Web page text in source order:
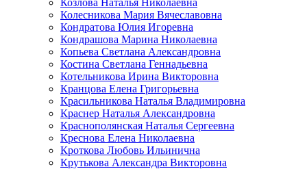
Козлова Наталья Николаевна
Колесникова Мария Вячеславовна
Кондратова Юлия Игоревна
Кондрашова Марина Николаевна
Копьева Светлана Александровна
Костина Светлана Геннадьевна
Котельникова Ирина Викторовна
Кранцова Елена Григорьевна
Красильникова Наталья Владимировна
Краснер Наталья Александровна
Краснополянская Наталья Сергеевна
Креснова Елена Николаевна
Кроткова Любовь Ильинична
Крутькова Александра Викторовна